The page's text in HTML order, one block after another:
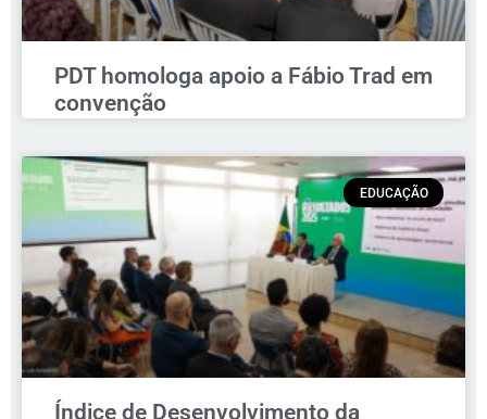
PDT homologa apoio a Fábio Trad em
convenção
EDUCAÇÃO
Índice de Desenvolvimento da